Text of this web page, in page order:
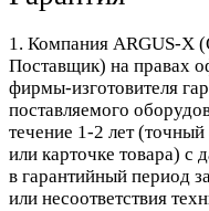
1. Компания ARGUS-X
Поставщик) на правах
фирмы-изготовителя
поставляемого
течение 1-2 лет
или карточке товара) с
в гарантийный период
или несоответствия